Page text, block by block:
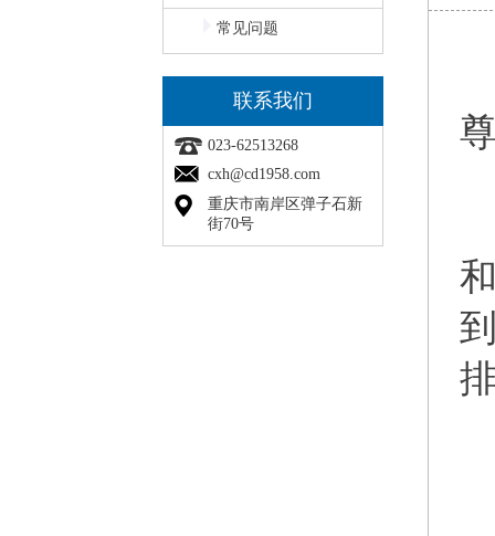
常见问题
联系我们
023-62513268
cxh@cd1958.com
重庆市南岸区弹子石新
街70号